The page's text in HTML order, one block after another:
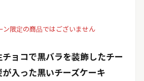
ン限定の商品ではございません
チョコで黒バラを装飾したチー
入った黒いチーズケーキ